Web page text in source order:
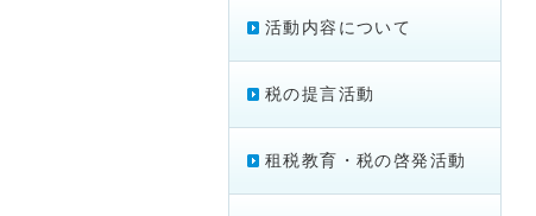
活動内容について
税の提言活動
租税教育・税の啓発活動